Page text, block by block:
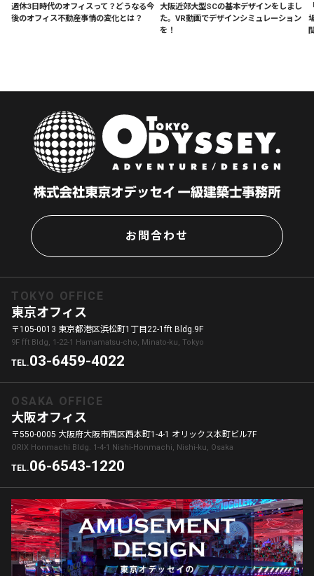
週休3日時代のオフィスって？どうなる今
後のオフィス不動産事情の変化とは？
大阪近郊大型SCの基本デザインをしまし
た。VR動画でデザインシミュレーション
を！
お問合わせ
TOKYO OFFICE
東京オフィス
〒105-0013 東京都港区浜松町1丁目22-1fft Bldg.9F
9F fft Bldg, 1-22-1 Hamamatsu-cho, Minato-ku, Tokyo
TEL.03-6459-4022
OSAKA OFFICE
大阪オフィス
〒550-0005 大阪府大阪市西区西本町1-4-1 オリックス本町ビル7F
ORIX Honmachi Bldg. 1-4-1 Nishi-Honmachi, Nishi-ku, Osaka
TEL.06-6543-1220